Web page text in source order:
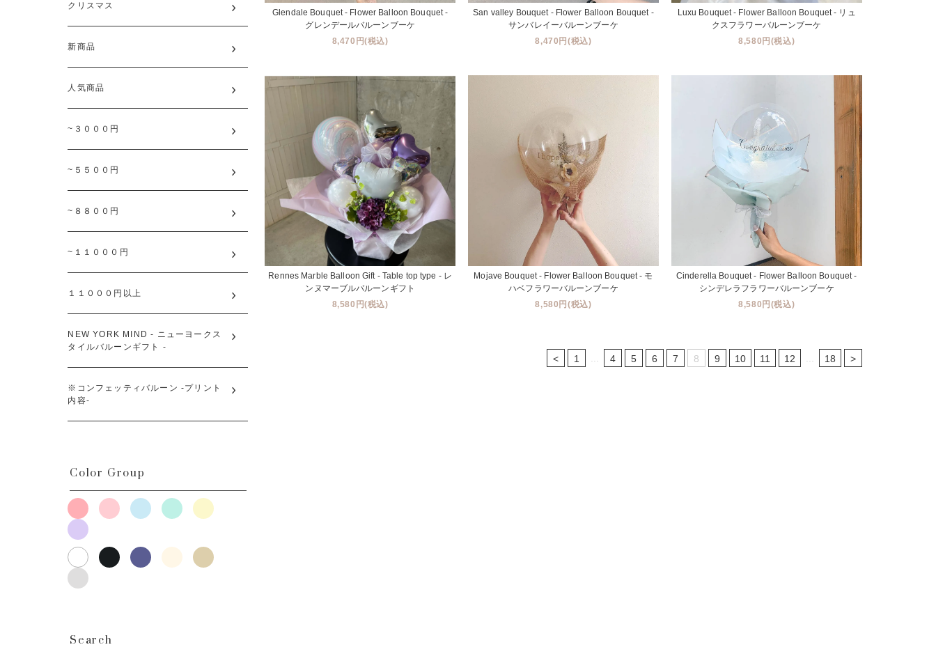
Glendale Bouquet - Flower Balloon Bouquet -
グレンデールバルーンブーケ
8,470円(税込)
San valley Bouquet - Flower Balloon Bouquet -
サンバレイーバルーンブーケ
8,470円(税込)
Luxu Bouquet - Flower Balloon Bouquet - リュ
クスフラワーバルーンブーケ
8,580円(税込)
Rennes Marble Balloon Gift - Table top type - レ
ンヌマーブルバルーンギフト
8,580円(税込)
Mojave Bouquet - Flower Balloon Bouquet - モ
ハベフラワーバルーンブーケ
8,580円(税込)
Cinderella Bouquet - Flower Balloon Bouquet -
シンデレラフラワーバルーンブーケ
8,580円(税込)
< 1 4 5 6 7 8 9 10 11 12 18 >
クリスマス
新商品
人気商品
~３０００円
~５５００円
~８８００円
~１１０００円
１１０００円以上
NEW YORK MIND - ニューヨークス
タイルバルーンギフト -
※コンフェッティバルーン -プリント
内容-
Color Group
Search